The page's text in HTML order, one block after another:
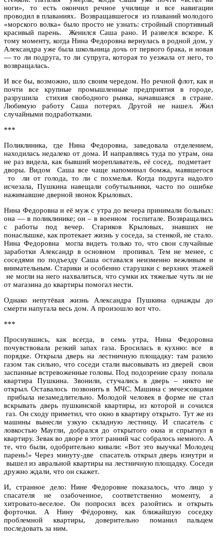
ноги», то есть окончил речное училище и все навигации
проводил в плаваниях. Возвращавшегося из плаваний молодого
«морского волка» было просто не узнать: стройный спортивный
красивый парень. Женился Саша рано. И развелся вскоре. К
тому моменту, когда Нина Федоровна вернулась в родной дом, у
Александра уже была школьница дочь от первого брака, и новая
— то ли подруга, то ли супруга, которая то уезжала от него, то
возвращалась.
И все бы, возможно, шло своим чередом. Но речной флот, как и
почти все крупные промышленные предприятия в городе,
разрушила стихия свободного рынка, начавшаяся в стране.
Любимую работу Саша потерял. Другой не нашел. Жил
случайными подработками.
***
Поликлиника, где Нина Федоровна, заведовала отделением,
находилась недалеко от дома. И направляясь туда по утрам, она
не раз видела, как бывший мореплаватель, её сосед, подметает
дворы. Видом Саша все чаще напоминал бомжа, маявшегося
то ли от голода, то ли с похмелья. Когда подруга надолго
исчезала, Пушкина навещали собутыльники, часто по ошибке
нажимавшие дверной звонок Крыловых.
Нина Федоровна и её муж с утра до вечера принимали больных:
она — в поликлинике; он – в военном госпитале. Возвращались
с работы под вечер. Стариков Крыловых, знавших не
понаслышке, как протекает жизнь у соседа, за стенкой, не стало.
Нина Федоровна могла видеть только то, что свои случайные
заработки Александр в основном пропивал. Тем не менее, с
соседями по подъезду Саша оставался неизменно вежливым и
внимательным. Старики и особенно старушки с верхних этажей
не могли на него нахвалиться, что сумки их тяжелые чуть ли не
от магазина до квартиры помогал нести.
Однако непутёвая жизнь Александра Пушкина однажды до
смерти напугала весь дом. А произошло вот что.
***
Проснувшись, как всегда, в семь утра, Нина Федоровна
почувствовала резкий запах газа. Бросилась в кухню: все в
порядке. Открыла дверь на лестничную площадку: там разило
газом так сильно, что соседи стали высовывать из дверей свои
заспанные встревоженные головы. Под подозрение сразу попала
квартира Пушкина. Звонили, стучались в дверь – никто не
открыл. Оставалось позвонить в МЧС. Машина с эмчеэсовцами
прибыла незамедлительно. Молодой человек в форме не стал
вскрывать дверь пушкинской квартиры, из которой и сочился
газ. Он сходу приметил, что окно в квартиру открыто. Тут же из
машины вынесли узкую складную лестницу. И спасатель с
ловкостью Маугли, добрался до открытого окна и спрыгнул в
квартиру. Зевак во дворе в этот ранний час собралось немного. А
те, что были, одобрительно кивали: «Вот это выучка! Молодец
парень!» Через минуту-две спасатель открыл дверь изнутри и
вышел из авральной квартиры на лестничную площадку. Соседи
дружно ждали, что он скажет.
И, странное дело: Нине Федоровне показалось, что лицо у
спасателя не озабоченное, соответственно моменту, а
хитровато-веселое. Он попросил всех разойтись и открыть
форточки. А Нину Фёдоровну, как ближайшую соседку
проблемной квартиры, доверительно поманил пальцем
последовать за ним.